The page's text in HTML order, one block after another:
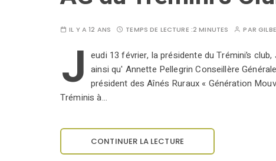
IL Y A 12 ANS TEMPS DE LECTURE :2 MINUTES PAR
J eudi 13 février, la présidente du Trémini’s
ainsi qu' Annette Pellegrin Conseillère
président des Aînés Ruraux « Génération
Tréminis à…
CONTINUER LA LECTURE